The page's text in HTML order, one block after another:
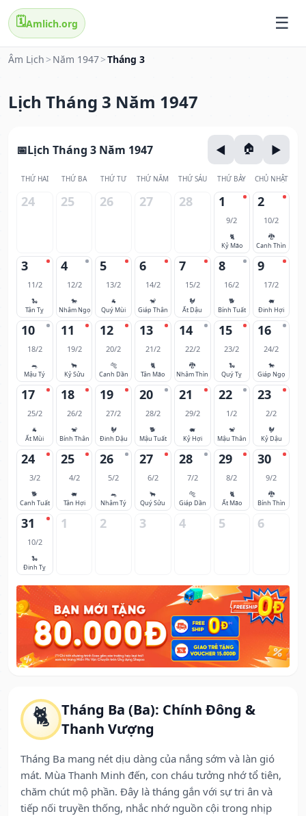
🗓️Amlich.org
Âm Lịch > Năm 1947>Tháng 3
Lịch Tháng 3 Năm 1947
🐈
Tháng Ba (Ba): Chính Đông &
Thanh Vượng
Tháng Ba mang nét dịu dàng của nắng sớm và làn gió
mát. Mùa Thanh Minh đến, con cháu tưởng nhớ tổ tiên,
chăm chút mộ phần. Đây là tháng gắn với sự tri ân và
tiếp nối truyền thống, nhắc nhớ nguồn cội trong nhịp
Lịch Tháng 3 Năm 1947
THỨ HAI THỨ BA THỨ TƯ THỨ NĂM THỨ SÁU THỨ BẢY CHỦ NHẬT
24 25 26 27 28 1
9/2
🐈
Kỷ Mão
2
10/2
🐉
Canh Thìn
3
11/2
🐍
Tân Tỵ
4
12/2
🐎
Nhâm Ngọ
5
13/2
🐐
Quý Mùi
6
14/2
🐒
Giáp Thân
7
15/2
🐓
Ất Dậu
8
16/2
🐕
Bính Tuất
9
17/2
🐖
Đinh Hợi
10
18/2
🐀
Mậu Tý
11
19/2
🐂
Kỷ Sửu
12
20/2
🐅
Canh Dần
13
21/2
🐈
Tân Mão
14
22/2
🐉
Nhâm Thìn
15
23/2
🐍
Quý Tỵ
16
24/2
🐎
Giáp Ngọ
17
25/2
🐐
Ất Mùi
18
26/2
🐒
Bính Thân
19
27/2
🐓
Đinh Dậu
20
28/2
🐕
Mậu Tuất
21
29/2
🐖
Kỷ Hợi
22
1/2
🐒
Mậu Thân
23
2/2
🐓
Kỷ Dậu
24
3/2
🐕
Canh Tuất
25
4/2
🐖
Tân Hợi
26
5/2
🐀
Nhâm Tý
27
6/2
🐂
Quý Sửu
28
7/2
🐅
Giáp Dần
29
8/2
🐈
Ất Mão
30
9/2
🐉
Bính Thìn
31
10/2
🐍
Đinh Tỵ
1 2 3 4 5 6